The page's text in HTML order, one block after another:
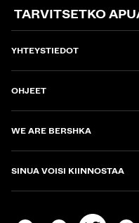
TARVITSETKO
YHTEYSTIEDOT
OHJEET
WE ARE BERSHKA
SINUA VOISI KIINNOSTAA